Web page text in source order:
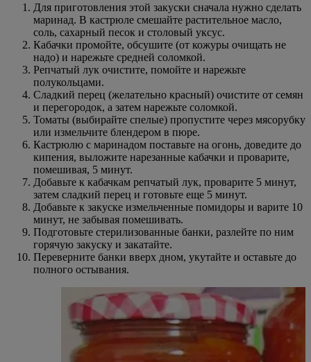
Для приготовления этой закуски сначала нужно сделать
маринад. В кастрюле смешайте растительное масло,
соль, сахарный песок и столовый уксус.
Кабачки промойте, обсушите (от кожуры очищать не
надо) и нарежьте средней соломкой.
Репчатый лук очистите, помойте и нарежьте
полукольцами.
Сладкий перец (желательно красный) очистите от семян
и перегородок, а затем нарежьте соломкой.
Томаты (выбирайте спелые) пропустите через мясорубку
или измельчите блендером в пюре.
Кастрюлю с маринадом поставьте на огонь, доведите до
кипения, выложите нарезанные кабачки и проварите,
помешивая, 5 минут.
Добавьте к кабачкам репчатый лук, проварите 5 минут,
затем сладкий перец и готовьте еще 5 минут.
Добавьте к закуске измельченные помидоры и варите 10
минут, не забывая помешивать.
Подготовьте стерилизованные банки, разлейте по ним
горячую закуску и закатайте.
Переверните банки вверх дном, укутайте и оставьте до
полного остывания.